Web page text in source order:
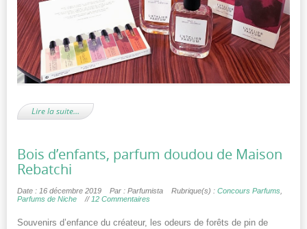
Lire la suite…
Bois d’enfants, parfum doudou de Maison
Rebatchi
Date : 16 décembre 2019 Par : Parfumista Rubrique(s) : Concours Parfums
Parfums de Niche
// 12 Commentaires
Souvenirs d’enfance du créateur, les odeurs de forêts de pin de